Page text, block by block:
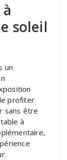
soleil
un
profiter
sans être
à